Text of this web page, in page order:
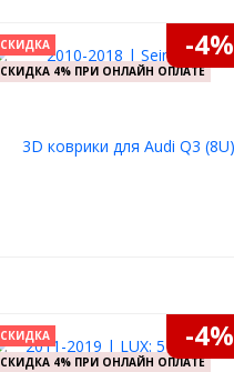
СКИДКА
СКИДКА 4% ПРИ ОНЛАЙН ОПЛАТЕ
-4%
СКИДКА
СКИДКА 4% ПРИ ОНЛАЙН ОПЛАТЕ
-4%